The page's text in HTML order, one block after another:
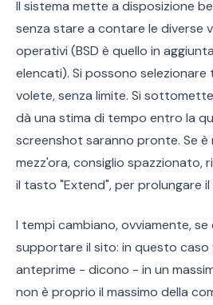
Il sistema mette a disposizione
senza stare a contare le diverse
operativi (BSD è quello in
elencati). Si possono
volete, senza limite. Si
dà una stima di tempo entro la
screenshot saranno pronte. Se è
mezz'ora, consiglio spazzionato,
il tasto "Extend", per prolungare
I tempi cambiano, ovviamente,
supportare il sito: in questo caso
anteprime - dicono - in un
non è proprio il massimo della